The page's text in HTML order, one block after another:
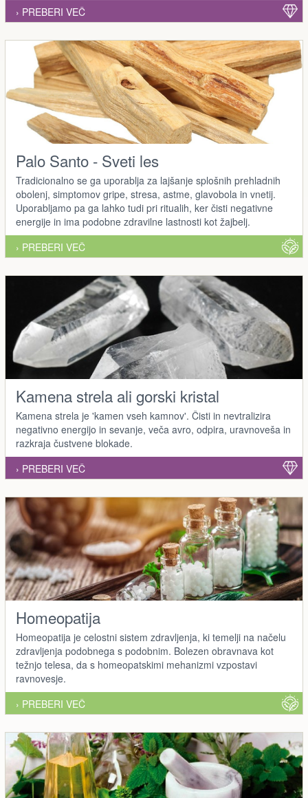
› PREBERI VEČ
Palo Santo - Sveti les
Tradicionalno se ga uporablja za lajšanje splošnih prehladnih
obolenj, simptomov gripe, stresa, astme, glavobola in vnetij.
Uporabljamo pa ga lahko tudi pri ritualih, ker čisti negativne
energije in ima podobne zdravilne lastnosti kot žajbelj.
› PREBERI VEČ
Kamena strela ali gorski kristal
Kamena strela je 'kamen vseh kamnov'. Čisti in nevtralizira
negativno energijo in sevanje, veča avro, odpira, uravnoveša in
razkraja čustvene blokade.
› PREBERI VEČ
Homeopatija
Homeopatija je celostni sistem zdravljenja, ki temelji na načelu
zdravljenja podobnega s podobnim. Bolezen obravnava kot
težnjo telesa, da s homeopatskimi mehanizmi vzpostavi
ravnovesje.
› PREBERI VEČ